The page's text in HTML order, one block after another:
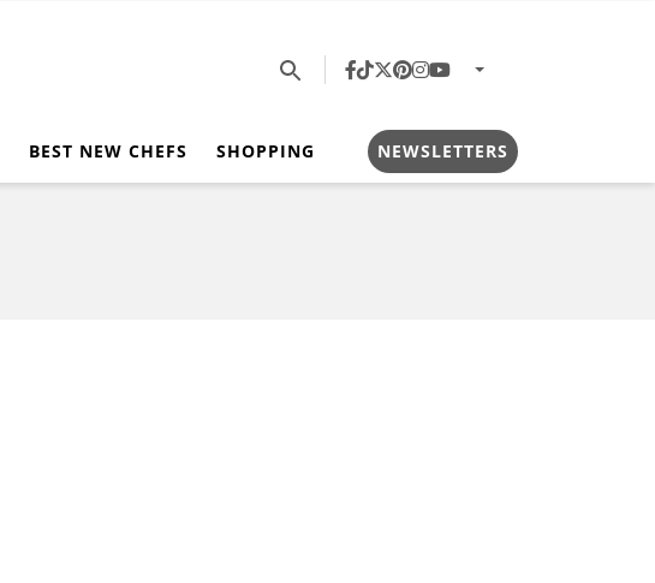
BEST NEW CHEFS SHOPPING NEWSLETTERS